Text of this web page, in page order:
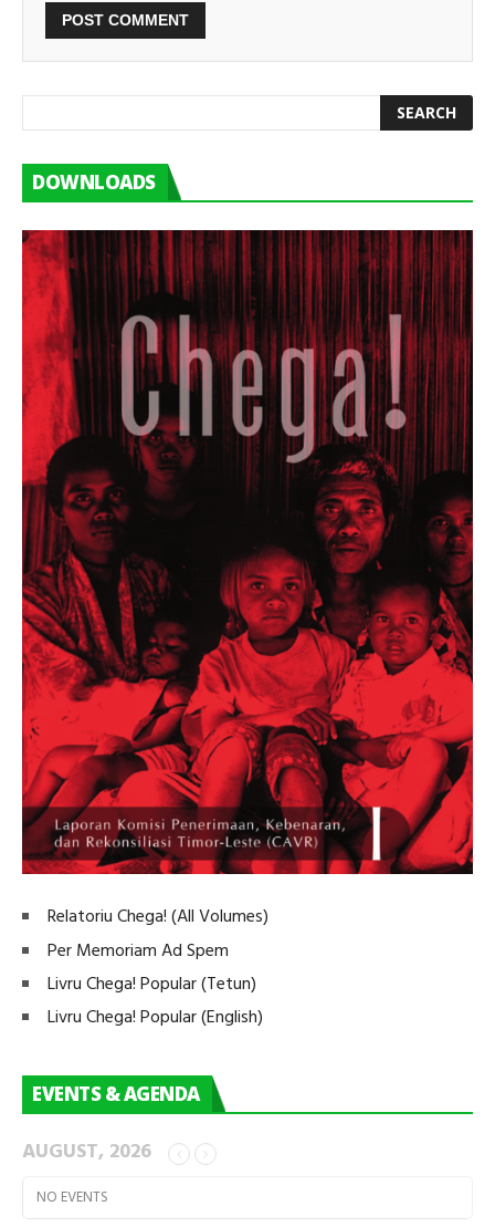
DOWNLOADS
Relatoriu Chega! (All Volumes)
Per Memoriam Ad Spem
Livru Chega! Popular (Tetun)
Livru Chega! Popular (English)
EVENTS & AGENDA
AUGUST, 2026
NO EVENTS